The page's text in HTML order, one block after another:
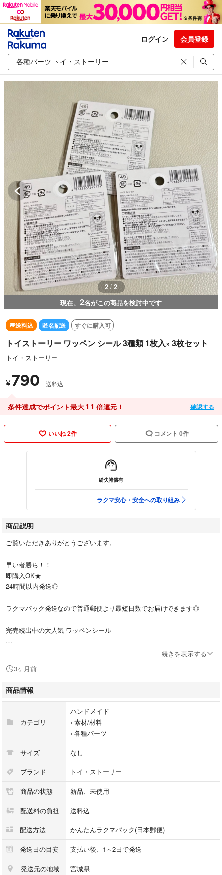
ログイン 会員登録
2 / 2
現在、 2名がこの商品を検討中です
送料込 匿名配送 すぐに購入可
トイストーリー ワッペン シール 3種類 1枚入× 3枚セット
トイ・ストーリー
¥790 送料込
条件達成でポイント最大11 倍還元！ 確認する
いいね 2件 コメント 0件
紛失補償有
ラクマ安心・安全への取り組み
商品説明
ご覧いただきありがとうございます。
早い者勝ち！！
即購入OK★
24時間以内発送◎
ラクマパック発送なので普通郵便より最短日数でお届けできます◎
完売続出中の大人気 ワッペンシール
全3種類 各1枚入 3つセット
・ロッツオ
もこもこ 刺繍がポイントのワッペンシール♡
とても可愛いです☆*。
アレンジしてオリジナルのハンドメイドしたり、
コレクション、シール帳に貼ったり、シール交換用、アルバム デコ用、
遊び用、おでかけ、お手紙に貼ったり、ノートや手帳をデコったり、ラッ
ピングに、ごほうびシール、お子様やお友達同士のちょっとしたプレゼン
ト用などに⟡.·
ワンポイント めじるしに！
幼稚園や保育園の入園準備にも◎
アイロン接着＆シールにもできます！
続きを表示する
3ヶ月前
商品情報
カテゴリ
ハンドメイド
› 素材/材料
› 各種パーツ
サイズ なし
ブランド トイ・ストーリー
商品の状態 新品、未使用
配送料の負担 送料込
配送方法 かんたんラクマパック(日本郵便)
発送日の目安 支払い後、1～2日で発送
発送元の地域 宮城県